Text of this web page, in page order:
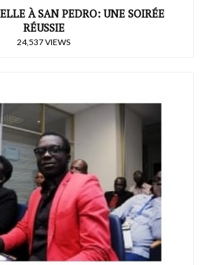
À SAN PEDRO: UNE SOIRÉE
RÉUSSIE
24,537 VIEWS